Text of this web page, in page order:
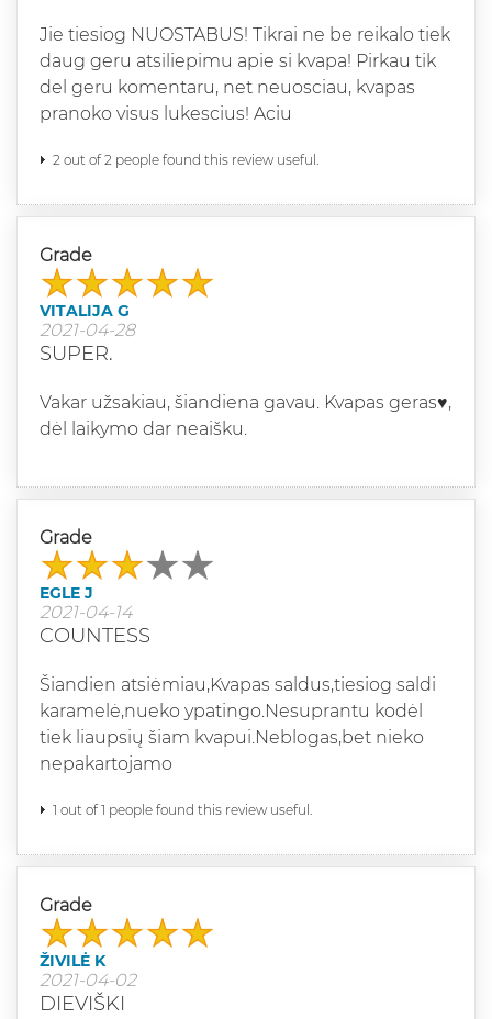
Jie tiesiog NUOSTABUS! Tikrai ne be reikalo tiek
daug geru atsiliepimu apie si kvapa! Pirkau tik
del geru komentaru, net neuosciau, kvapas
pranoko visus lukescius! Aciu
2 out of 2 people found this review useful.
Grade
VITALIJA G
2021-04-28
SUPER.
Vakar užsakiau, šiandiena gavau. Kvapas geras♥️,
dėl laikymo dar neaišku.
Grade
EGLE J
2021-04-14
COUNTESS
Šiandien atsiėmiau,Kvapas saldus,tiesiog saldi
karamelė,nueko ypatingo.Nesuprantu kodėl
tiek liaupsių šiam kvapui.Neblogas,bet nieko
nepakartojamo
1 out of 1 people found this review useful.
Grade
ŽIVILĖ K
2021-04-02
DIEVIŠKI